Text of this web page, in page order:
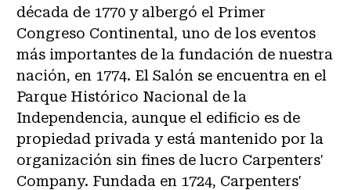
década de 1770 y albergó el Primer
Congreso Continental, uno de los eventos
más importantes de la fundación de nuestra
nación, en 1774. El Salón se encuentra en el
Parque Histórico Nacional de la
Independencia, aunque el edificio es de
propiedad privada y está mantenido por la
organización sin fines de lucro Carpenters'
Company. Fundada en 1724, Carpenters'